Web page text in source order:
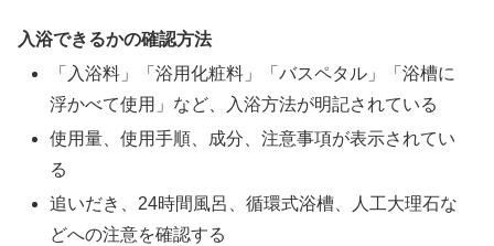
入浴できるかの確認方法
「入浴料」「浴用化粧料」「バスペタル」「浴槽に
浮かべて使用」など、入浴方法が明記されている
使用量、使用手順、成分、注意事項が表示されてい
る
追いだき、24時間風呂、循環式浴槽、人工大理石な
どへの注意を確認する